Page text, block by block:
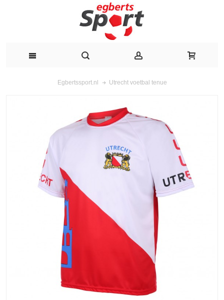
Egbertssport.nl Utrecht voetbal tenue